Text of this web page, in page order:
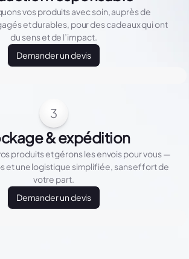
vos produits avec soin, auprès de
et durables, pour des cadeaux qui ont
du sens et de l’impact.
Demander un devis
3
& expédition
produits et gérons les envois pour vous —
et une logistique simplifiée, sans effort de
votre part.
Demander un devis